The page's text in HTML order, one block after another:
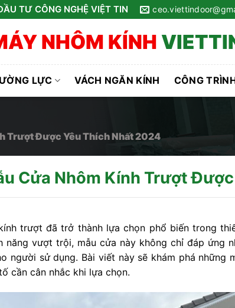
TƯ CÔNG NGHỆ VIỆT TIN
NHÔM KÍNH
LỰC VÁCH NGĂN KÍNH CÔNG
Trượt Được Yêu Thích Nhất 2024
Cửa Nhôm Kính Trượt
trượt đã trở thành lựa chọn phổ biến trong
năng vượt trội, mẫu cửa này không chỉ đáp ứng
người sử dụng. Bài viết này sẽ khám phá những
cần cân nhắc khi lựa chọn.